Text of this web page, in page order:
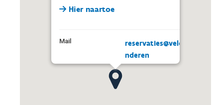
Hier naartoe
Mail
reservaties@velodroom.vlaa
nderen
Telefoon +32 11 12 30 17